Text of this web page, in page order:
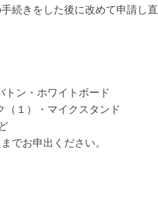
きをした後に改めて申請し直
ン・ホワイトボード
１）・マイクスタンド
でお申出ください。